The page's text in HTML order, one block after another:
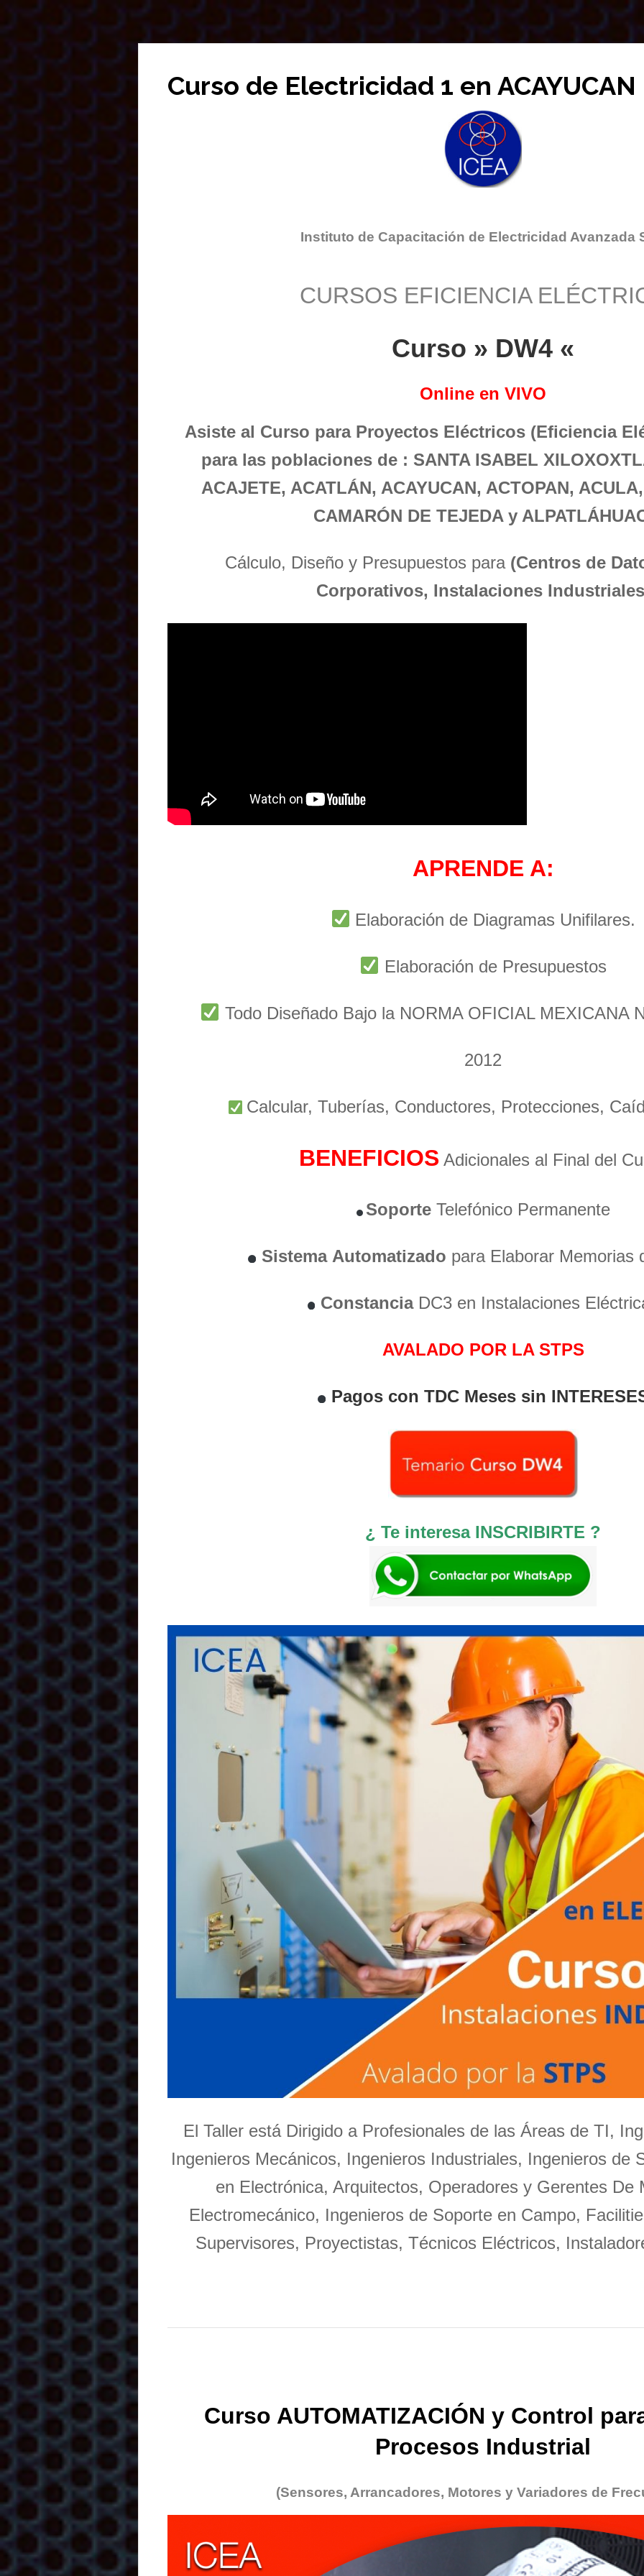
Curso de Electricidad 1 en ACAYUCAN
Instituto de Capacitación de Electricidad Avanzada
CURSOS EFICIENCIA
Curso » DW4 «
Online en VIVO
Asiste al Curso para Proyectos Eléctricos (Eficiencia
para las poblaciones de : SANTA ISABEL
ACAJETE, ACATLÁN, ACAYUCAN, ACTOPAN,
CAMARÓN DE TEJEDA y
Cálculo, Diseño y Presupuestos para (Centros de
Corporativos, Instalaciones
APRENDE A:
Elaboración de Diagramas Unifilares.
Elaboración de Presupuestos
Todo Diseñado Bajo la NORMA OFICIAL MEXICANA
2012
Calcular, Tuberías, Conductores, Protecciones,
BENEFICIOS Adicionales al Final del
Soporte Telefónico Permanente
Sistema Automatizado para Elaborar Memorias
ConstanciaDC3 en Instalaciones
AVALADO POR LA STPS
Pagos con TDC Meses sin
¿ Te interesa INSCRIBIRTE ?
El Taller está Dirigido a Profesionales de las Áreas de TI,
Ingenieros Mecánicos, Ingenieros Industriales, Ingenieros de
en Electrónica, Arquitectos, Operadores y Gerentes De
Electromecánico, Ingenieros de Soporte en Campo,
Supervisores, Proyectistas, Técnicos Eléctricos,
Curso AUTOMATIZACIÓN y Control
Procesos Industrial
(Sensores, Arrancadores, Motores y Variadores de